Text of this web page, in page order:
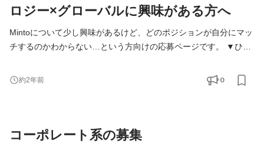
ロジー×グローバルに興味がある方へ
Mintoについて少し興味があるけど、どのポジションが自分にマッ
チするのかわからない…という方向けの応募ページです。 ▼ひと
ネスに興味があるが、自分がどのように活躍できるかわからな
い… ・エンタメビジネスの構造について知りたい！ ・グローバル
約2年前 0
コーポレート系の募集